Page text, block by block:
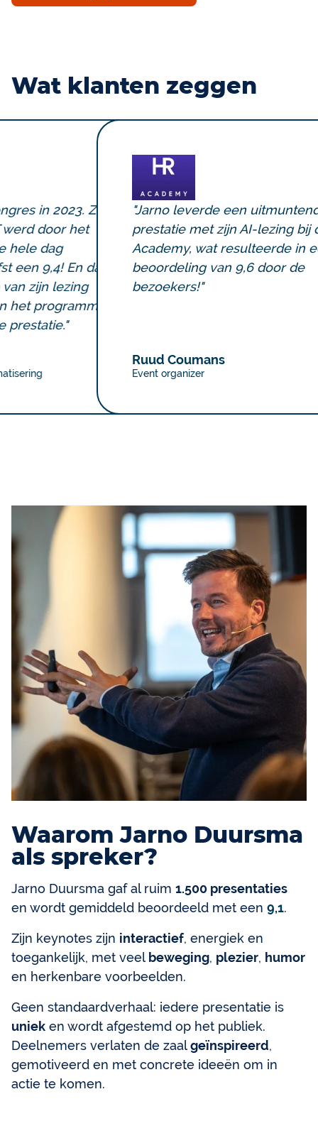
Wat klanten zeggen
"Jarno leverde een uitmuntende
prestatie met zijn AI-lezing bij de HR
Academy, wat resulteerde in een
beoordeling van 9,6 door de
bezoekers!"
Ruud Coumans
Waarom Jarno Duursma
als spreker?
Jarno Duursma gaf al ruim 1.500 presentaties
en wordt gemiddeld beoordeeld met een 9,1.
Zijn keynotes zijn interactief, energiek en
toegankelijk, met veel beweging, plezier, humor
en herkenbare voorbeelden.
Geen standaardverhaal: iedere presentatie is
uniek en wordt afgestemd op het publiek.
Deelnemers verlaten de zaalgeïnspireerd,
gemotiveerd en met concrete ideeën om in
actie te komen.